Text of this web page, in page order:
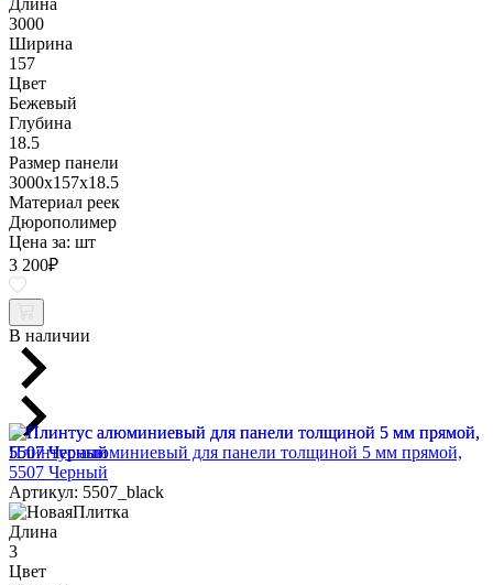
3000
Ширина
157
Цвет
Бежевый
Глубина
18.5
Размер панели
3000x157x18.5
Материал реек
Дюрополимер
Цена за: шт
3 200₽
В наличии
Плинтус алюминиевый для панели толщиной 5 мм прямой,
5507 Черный
Артикул: 5507_black
Длина
3
Цвет